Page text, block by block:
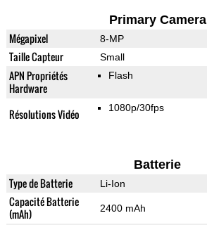
Primary Camera
Mégapixel 8-MP
Taille Capteur Small
APN Propriétés
Hardware
Flash
Résolutions Vidéo 1080p/30fps
Batterie
Type de Batterie Li-Ion
Capacité Batterie
(mAh)
2400 mAh